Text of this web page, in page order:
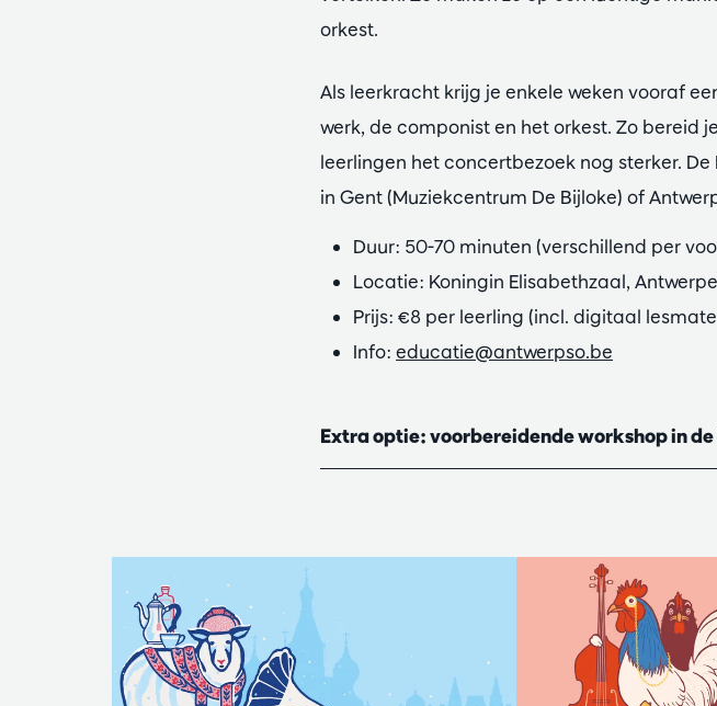
orkest.
Als leerkracht krijg je enkele weken vooraf
werk, de componist en het orkest. Zo bereid
leerlingen het concertbezoek nog sterker.
in Gent (Muziekcentrum De Bijloke) of
Duur: 50-70 minuten (verschillend per
Locatie: Koningin Elisabethzaal,
Prijs: €8 per leerling (incl. digitaal
Info:educatie@antwerpso.be
Extra optie: voorbereidende workshop in